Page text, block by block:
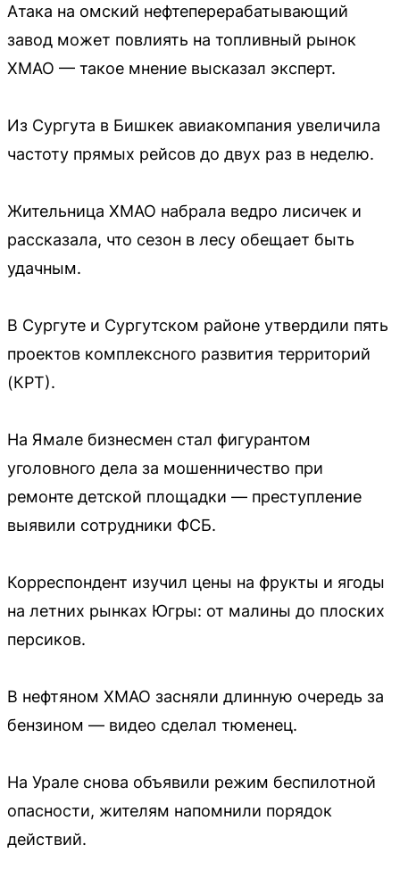
Атака на омский нефтеперерабатывающий
завод может повлиять на топливный рынок
ХМАО — такое мнение высказал эксперт.
Из Сургута в Бишкек авиакомпания увеличила
частоту прямых рейсов до двух раз в неделю.
Жительница ХМАО набрала ведро лисичек и
рассказала, что сезон в лесу обещает быть
удачным.
В Сургуте и Сургутском районе утвердили пять
проектов комплексного развития территорий
(КРТ).
На Ямале бизнесмен стал фигурантом
уголовного дела за мошенничество при
ремонте детской площадки — преступление
выявили сотрудники ФСБ.
Корреспондент изучил цены на фрукты и ягоды
на летних рынках Югры: от малины до плоских
персиков.
В нефтяном ХМАО засняли длинную очередь за
бензином — видео сделал тюменец.
На Урале снова объявили режим беспилотной
опасности, жителям напомнили порядок
действий.